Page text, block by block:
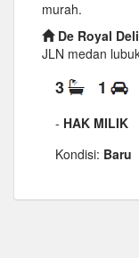
murah.
De Royal
JLN medan
3 1
- HAK MILIK
Kondisi: Baru